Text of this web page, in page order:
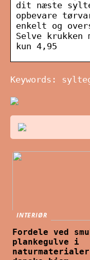
dit næste
opbevare
enkelt og
Selve
kun 4,95
Keywords:
INTERIØR
Fordele ved
plankegulve i